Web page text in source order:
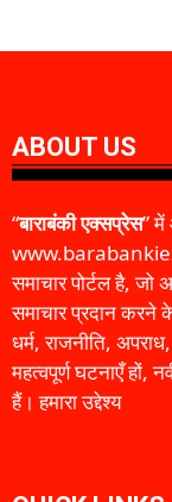
ABOUT US
“बाराबंकी एक्सप्रेस”
समाचार पोर्टल है, जो
समाचार प्रदान करने
धर्म, राजनीति,
महत्वपूर्ण घटनाएँ हों,
हैं। हमारा उद्देश्य